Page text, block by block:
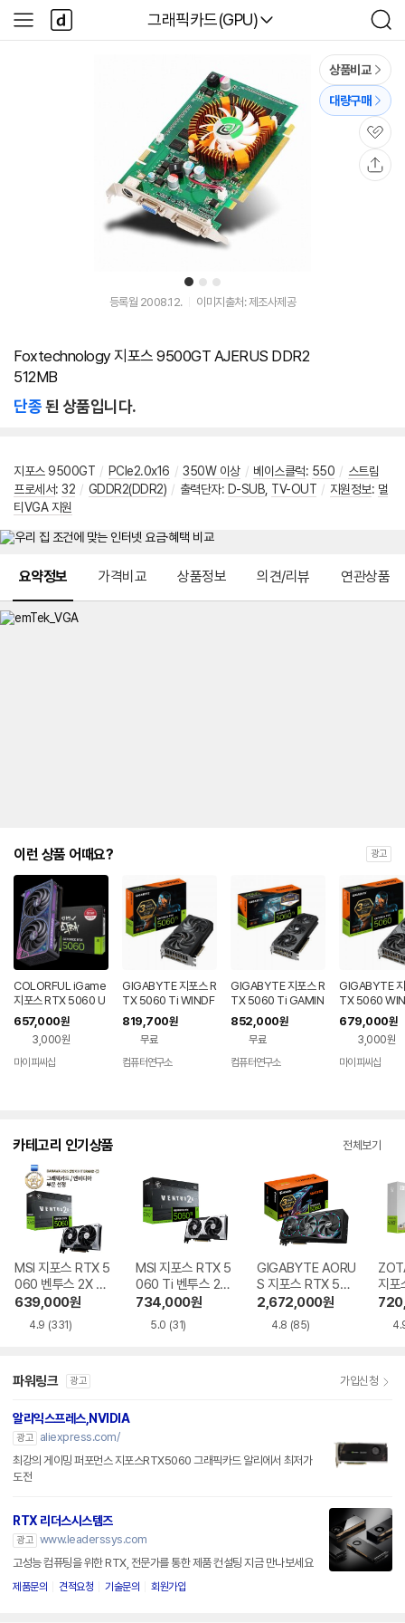
다나와
그래픽카드(GPU)
검
색
사
이
다
나
와
1 2 3
상품비교
대량구매
관
심
등록월 2008.12. 이미지출처: 제조사제공
Foxtechnology 지포스 9500GT AJERUS DDR2
512MB
단종된 상품입니다.
지포스 9500GT / PCIe2.0x16 / 350W 이상 / 베이스클럭: 550 / 스트림
프로세서: 32 / GDDR2(DDR2) / 출력단자: D-SUB TV-OUT / 지원정보: 멀
티VGA 지원
요약정보 가격비교 상품정보 의견/리뷰 연관상품
이런 상품 어때요? 광고
COLORFUL iGame
지포스 RTX 5060 U
LTRA DUO OC D7
8GB 도우정보
657,000원
3,000원
마이피씨샵
GIGABYTE 지포스 R
TX 5060 Ti WINDF
ORCE OC D7 8GB
제이씨현
819,700원
무료
컴퓨터연구소
GIGABYTE 지포스 R
TX 5060 Ti GAMIN
G OC D7 8GB 피씨
디렉트
852,000원
무료
컴퓨터연구소
GIGABYTE
TX 5060
RCE OC D7
이씨현
679,000원
3,000원
마이피씨샵
카테고리 인기상품 전체보기
MSI 지포스 RTX 5
060 벤투스 2X OC
D7 8GB
639,000원
4.9 (331)
MSI 지포스 RTX 5
060 Ti 벤투스 2X
OC 플러스 D7 8G
734,000원
5.0 (31)
GIGABYTE AORU
S 지포스 RTX 508
0 MASTER D7 16
GB 제이씨현
2,672,000원
4.8 (85)
지
Ti
D7
파워링크 광고 가입신청
알리익스프레스,NVIDIA
광고
aliexpress.com/
최강의 게이밍 퍼포먼스 지포스RTX5060 그래픽카드 알리에서 최저가
도전
RTX 리더스시스템즈
광고 www.leaderssys.com
고성능 컴퓨팅을 위한 RTX, 전문가를 통한 제품 컨설팅 지금 만나보세요
제품문의 견적요청 기술문의 회원가입